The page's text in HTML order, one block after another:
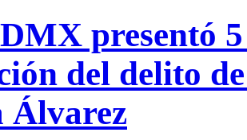
presentó
del delito
Álvarez